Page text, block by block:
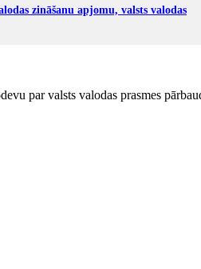
zināšanu apjomu, valsts valodas
par valsts valodas prasmes